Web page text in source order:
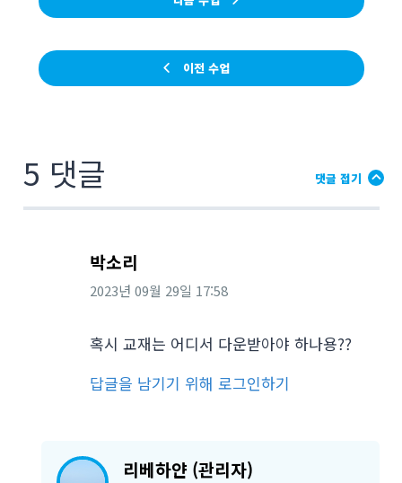
이전 수업
5 댓글 댓글 접기
박소리
2023년 09월 29일 17:58
혹시 교재는 어디서 다운받아야 하나용??
답글을 남기기 위해 로그인하기
리베하얀 (관리자)